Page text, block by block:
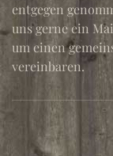
entgegen
uns gerne ein
um einen
vereinbaren.